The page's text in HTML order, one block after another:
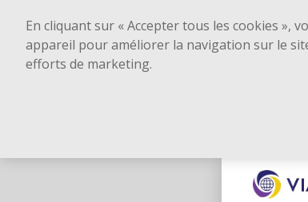
En cliquant sur « Accepter tous les cookies »,
appareil pour améliorer la navigation sur le
efforts de marketing.